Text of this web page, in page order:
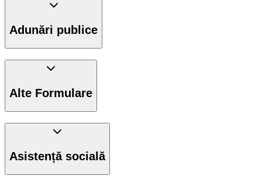
Adunări publice
Alte Formulare
Asistență socială